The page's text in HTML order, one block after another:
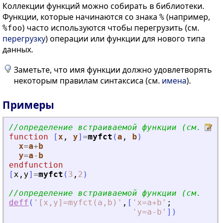
Коллекции функций можно собирать в библиотеки.
Функции, которые начинаются со знака % (например,
%foo) часто используются чтобы перегрузить (см.
перегрузку) операции или функции для нового типа
данных.
Заметьте, что имя функции должно удовлетворять
некоторым правилам синтаксиса (см. имена).
Примеры
//определение встраиваемой функции (см.
function
[x , y] =myfct (a , b )
x=a+b
y=a- b
endfunction
[x , y] =myfct ( 3 , 2 )
//определение встраиваемой функции (см.
deff ( ' [x,y]=myfct(a,b) ' , [ ' x=a+b ' ;
' y=a-b ' ] )